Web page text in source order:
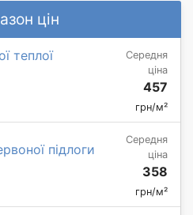
цін
теплої
Середня
ціна
457
грн/м²
підлоги
Середня
ціна
358
грн/м²